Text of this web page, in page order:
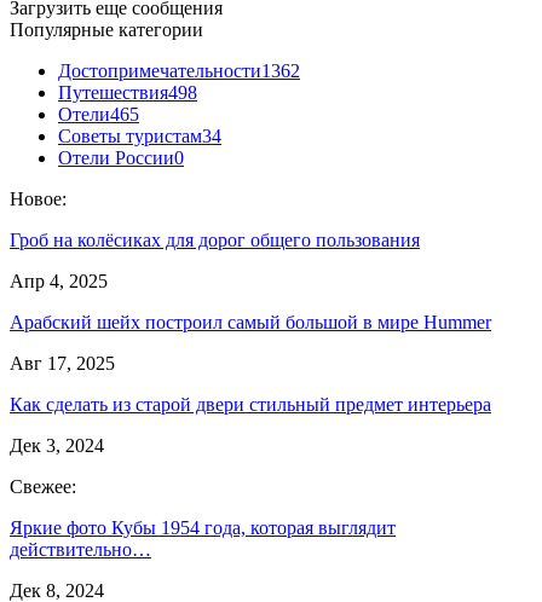
Загрузить еще сообщения
Популярные категории
Достопримечательности1362
Путешествия498
Отели465
Советы туристам34
Отели России0
Новое:
Гроб на колёсиках для дорог общего пользования
Апр 4, 2025
Арабский шейх построил самый большой в мире Hummer
Авг 17, 2025
Как сделать из старой двери стильный предмет интерьера
Дек 3, 2024
Свежее:
Яркие фото Кубы 1954 года, которая выглядит
действительно…
Дек 8, 2024